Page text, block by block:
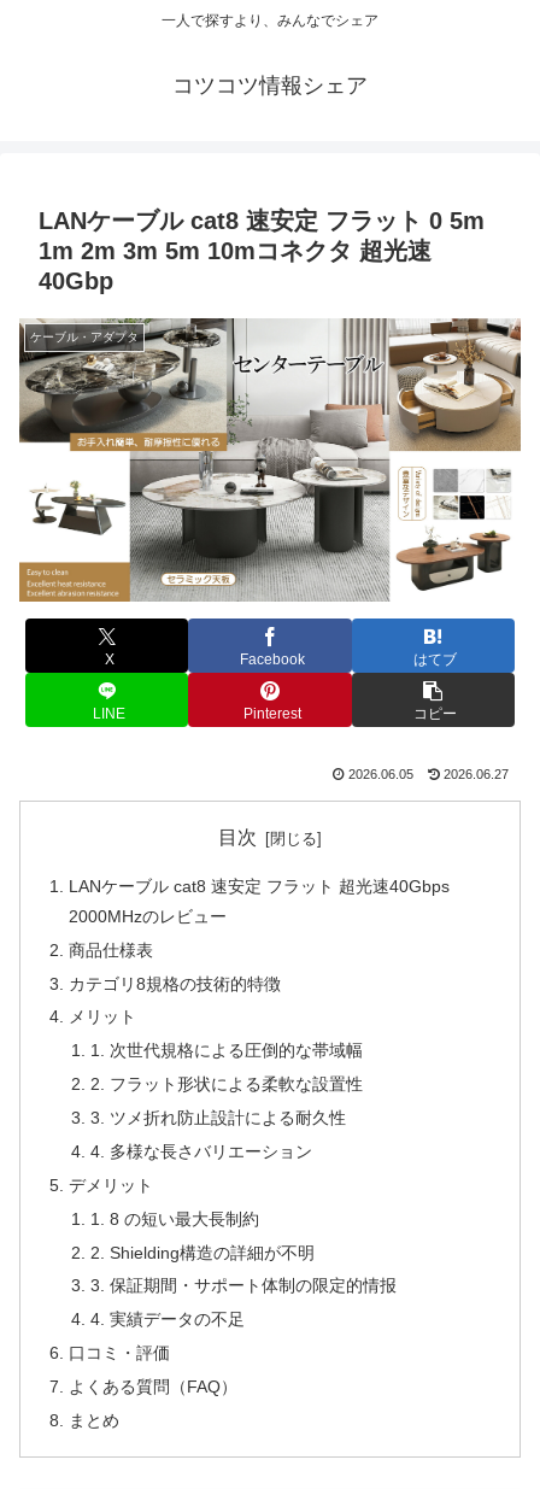
一人で探すより、みんなでシェア
コツコツ情報シェア
LANケーブル cat8 速安定 フラット 0 5m
1m 2m 3m 5m 10mコネクタ 超光速
40Gbp
ケーブル・アダプタ
X Facebook はてブ
LINE Pinterest コピー
2026.06.05 2026.06.27
目次
LANケーブル cat8 速安定 フラット 超光速40Gbps
2000MHzのレビュー
商品仕様表
カテゴリ8規格の技術的特徴
メリット
1. 次世代規格による圧倒的な帯域幅
2. フラット形状による柔軟な設置性
3. ツメ折れ防止設計による耐久性
4. 多様な長さバリエーション
デメリット
1. 8 の短い最大長制約
2. Shielding構造の詳細が不明
3. 保証期間・サポート体制の限定的情报
4. 実績データの不足
口コミ・評価
よくある質問（FAQ）
まとめ